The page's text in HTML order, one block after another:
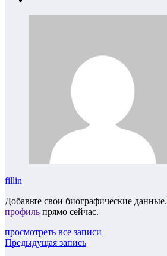
fillin
Добавьте свои биографические данные.
профиль прямо сейчас.
просмотреть все записи
Предыдущая запись